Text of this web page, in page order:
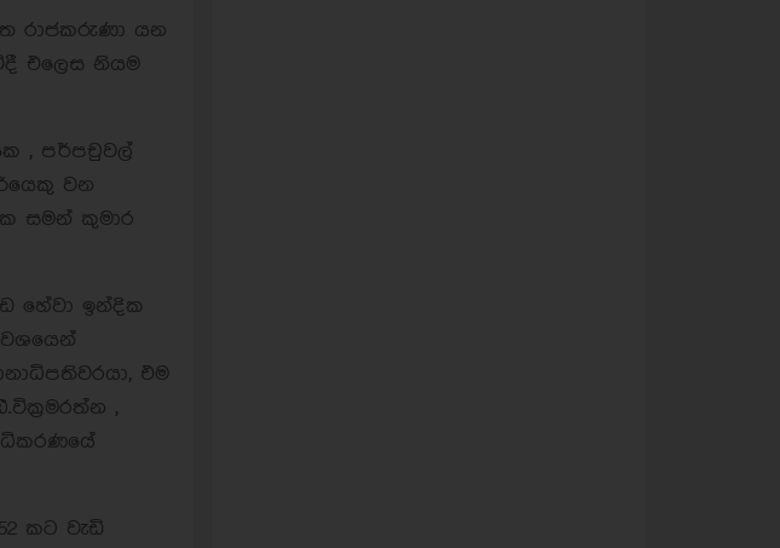
රාජකරුණා යන
එලෙස නියම
, පර්පචුවල්
වන
සමන් කුමාර
හේවා ඉන්දික
එම
,
කට වැඩි